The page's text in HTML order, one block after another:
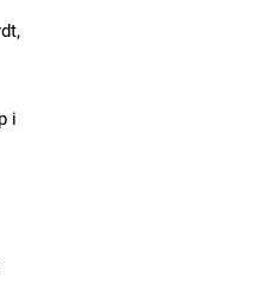
tortor
i